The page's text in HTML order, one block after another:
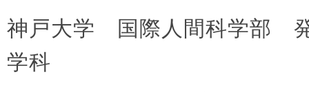
神戸大学 国際人間科学部
学科